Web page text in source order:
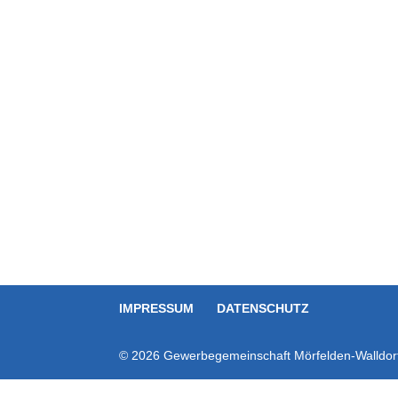
IMPRESSUM DATENSCHUTZ
© 2026 Gewerbegemeinschaft Mörfelden-